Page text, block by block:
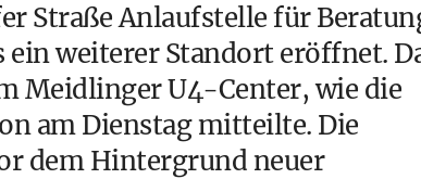
Straße Anlaufstelle für
weiterer Standort eröffnet.
Meidlinger U4-Center, wie die
am Dienstag mitteilte. Die
dem Hintergrund neuer